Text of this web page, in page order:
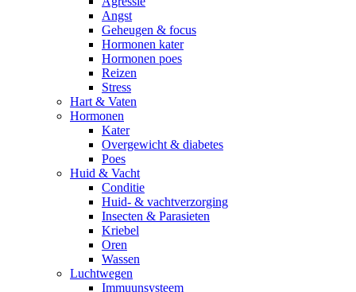
Angst
Geheugen & focus
Hormonen kater
Hormonen poes
Reizen
Stress
Hart & Vaten
Hormonen
Kater
Overgewicht & diabetes
Poes
Huid & Vacht
Conditie
Huid- & vachtverzorging
Insecten & Parasieten
Kriebel
Oren
Wassen
Luchtwegen
Immuunsysteem